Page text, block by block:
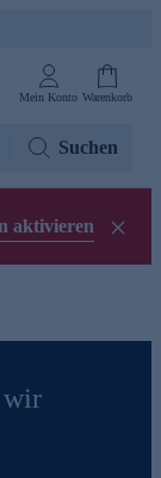
Mein Konto Warenkorb
Suchen
aktivieren
wir